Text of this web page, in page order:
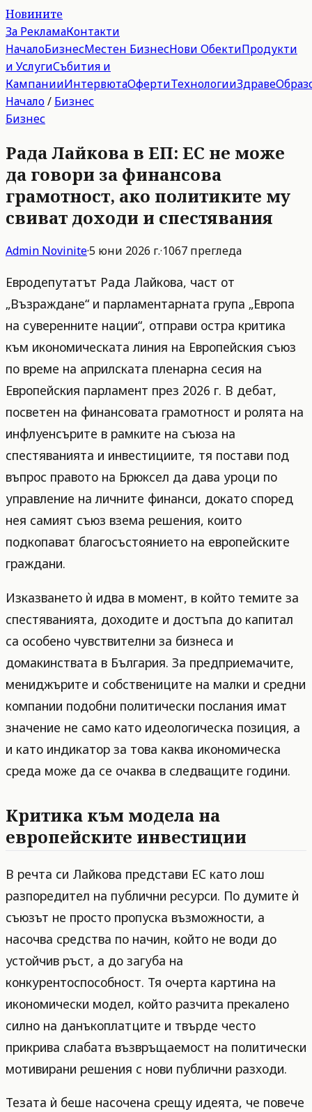
Новините
За РекламаКонтакти
НачалоБизнесМестен БизнесНови ОбектиПродукти
и УслугиСъбития и
КампанииИнтервютаОфертиТехнологииЗдраве
Начало/ Бизнес
Бизнес
Рада Лайкова в ЕП: ЕС не може
да говори за финансова
грамотност, ако политиките му
свиват доходи и спестявания
Admin Novinite·5 юни 2026 г.·1067 прегледа
Евродепутатът Рада Лайкова, част от
„Възраждане“ и парламентарната група „Европа
на суверенните нации“, отправи остра критика
към икономическата линия на Европейския съюз
по време на априлската пленарна сесия на
Европейския парламент през 2026 г. В дебат,
посветен на финансовата грамотност и ролята на
инфлуенсърите в рамките на съюза на
спестяванията и инвестициите, тя постави под
въпрос правото на Брюксел да дава уроци по
управление на личните финанси, докато според
нея самият съюз взема решения, които
подкопават благосъстоянието на европейските
граждани.
Изказването ѝ идва в момент, в който темите за
спестяванията, доходите и достъпа до капитал
са особено чувствителни за бизнеса и
домакинствата в България. За предприемачите,
мениджърите и собствениците на малки и средни
компании подобни политически послания имат
значение не само като идеологическа позиция, а
и като индикатор за това каква икономическа
среда може да се очаква в следващите години.
Критика към модела на
европейските инвестиции
В речта си Лайкова представи ЕС като лош
разпоредител на публични ресурси. По думите ѝ
съюзът не просто пропуска възможности, а
насочва средства по начин, който не води до
устойчив ръст, а до загуба на
конкурентоспособност. Тя очерта картина на
икономически модел, който разчита прекалено
силно на данъкоплатците и твърде често
прикрива слабата възвръщаемост на политически
мотивирани решения с нови публични разходи.
Тезата ѝ беше насочена срещу идеята, че повече